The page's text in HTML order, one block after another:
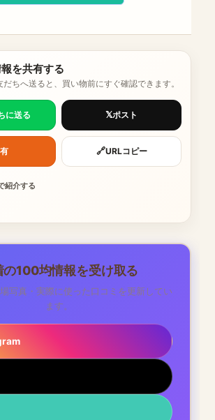
を共有する
だちへ送ると、買い物前にすぐ確認できます。
に送る 𝕏ポスト
🔗URLコピー
紹介する
の100均情報を受け取る
写真・実際に使った口コミを更新してい
ます。